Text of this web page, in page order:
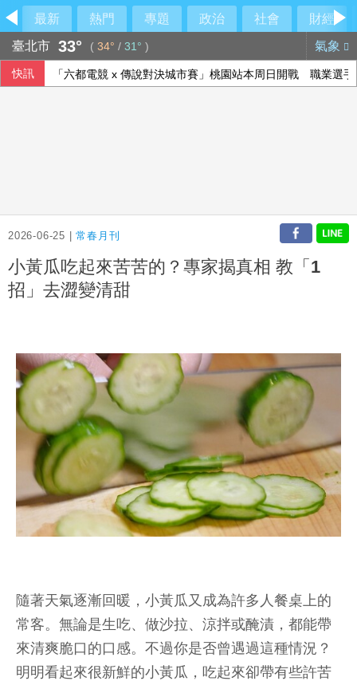
最新 熱門 專題 政治 社會
財經
臺北市 33° ( 34° / 31° ) 氣象
快訊 「六都電競 x 傳說對決城市賽」桃園站本周日開戰 職業選
2026-06-25 |常春月刊
小黃瓜吃起來苦苦的？專家揭真相 教「1
招」去澀變清甜
隨著天氣逐漸回暖，小黃瓜又成為許多人餐桌上的
常客。無論是生吃、做沙拉、涼拌或醃漬，都能帶
來清爽脆口的口感。不過你是否曾遇過這種情況？
明明看起來很新鮮的小黃瓜，吃起來卻帶有些許苦